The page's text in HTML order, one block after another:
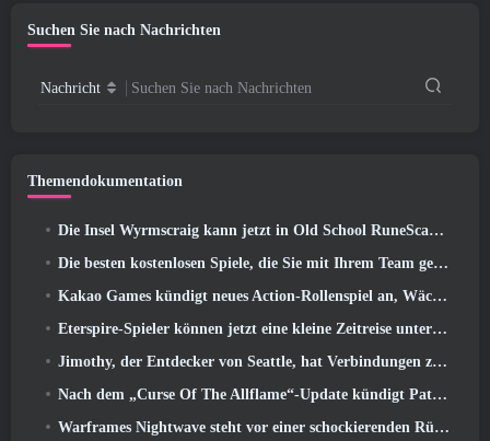
Suchen Sie nach Nachrichten
Nachricht Suchen Sie nach Nachrichten
Themendokumentation
Die Insel Wyrmscraig kann jetzt in Old School RuneScape erkundet werden
Die besten kostenlosen Spiele, die Sie mit Ihrem Team genießen können (2026)
Kakao Games kündigt neues Action-Rollenspiel an, Wächterin
Eterspire-Spieler können jetzt eine kleine Zeitreise unternehmen … als Belohnung
Jimothy, der Entdecker von Seattle, hat Verbindungen zu ArenaNet, Also fügen sie es natürlich zu Guild Wars hinzu 2
Nach dem „Curse Of The Allflame“-Update kündigt Path of Exile mehrere Änderungen an, die auf Feedback basieren
Warframes Nightwave steht vor einer schockierenden Rückkehr